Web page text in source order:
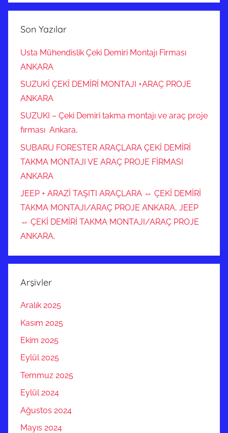
Son Yazılar
Usta Mühendislik Çeki Demiri Montajı Firması
ANKARA
SUZUKİ ÇEKİ DEMİRİ MONTAJI +ARAÇ PROJE
ANKARA
SUZUKI – Çeki Demiri takma montajı ve araç proje
fırması Ankara,
SUBARU FORESTER ARAÇLARA ÇEKİ DEMİRİ
TAKMA MONTAJI VE ARAÇ PROJE FİRMASI
ANKARA
JEEP + ARAZİ TAŞITI ARAÇLARA ⇔ ÇEKİ DEMİRİ
TAKMA MONTAJI/ARAÇ PROJE ANKARA, JEEP
⇔ ÇEKİ DEMİRİ TAKMA MONTAJI/ARAÇ PROJE
ANKARA,
Arşivler
Aralık 2025
Kasım 2025
Ekim 2025
Eylül 2025
Temmuz 2025
Eylül 2024
Ağustos 2024
Mayıs 2024